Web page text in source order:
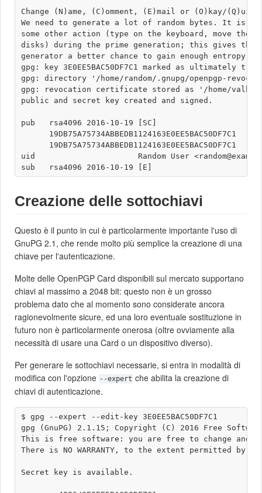
Change (N)ame, (C)omment, (E)mail or (O)kay/
We need to generate a lot of random bytes. It is a
some other action (type on the keyboard, move the
disks) during the prime generation; this gives the
generator a better chance to gain enough entropy.
gpg: key 3E0EE5BAC50DF7C1 marked as ultimately
gpg: directory '/home/random/.gnupg/openpgp-
gpg: revocation certificate stored as '/home/valhalla/
public and secret key created and signed.
pub   rsa4096 2016-10-19 [SC]
      19DB75A75734ABBEDB1124163E0EE5BAC50DF7C1
      19DB75A75734ABBEDB1124163E0EE5BAC50DF7C1
uid                      Random User
Creazione delle sottochiavi
Questo è il punto in cui è particolarmente importante l'uso di
GnuPG 2.1, che rende molto più semplice la creazione di una
chiave per l'autenticazione.
Molte delle OpenPGP Card disponibili sul mercato supportano
chiavi al massimo a 2048 bit: questo non è un grosso
problema dato che al momento sono considerate ancora
ragionevolmente sicure, ed una loro eventuale sostituzione in
futuro non è particolarmente onerosa (oltre ovviamente alla
necessità di usare una Card o un dispositivo diverso).
Per generare le sottochiavi necessarie, si entra in modalità di
modifica con l'opzione --expert che abilita la creazione di
chiavi di autenticazione.
$ gpg --expert --edit-key 3E0EE5BAC50DF7C1
gpg (GnuPG) 2.1.15; Copyright (C) 2016 Free
This is free software: you are free to change
There is NO WARRANTY, to the extent permitted by
Secret key is available.